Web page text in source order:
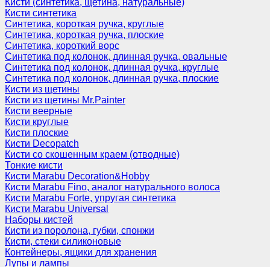
Кисти (синтетика, щетина, натуральные)
Кисти синтетика
Синтетика, короткая ручка, круглые
Синтетика, короткая ручка, плоские
Синтетика, короткий ворс
Синтетика под колонок, длинная ручка, овальные
Синтетика под колонок, длинная ручка, круглые
Синтетика под колонок, длинная ручка, плоские
Кисти из щетины
Кисти из щетины Mr.Painter
Кисти веерные
Кисти круглые
Кисти плоские
Кисти Decopatch
Кисти со скошенным краем (отводные)
Тонкие кисти
Кисти Marabu Decoration&Hobby
Кисти Marabu Fino, аналог натурального волоса
Кисти Marabu Forte, упругая синтетика
Кисти Marabu Universal
Наборы кистей
Кисти из поролона, губки, спонжи
Кисти, стеки силиконовые
Контейнеры, ящики для хранения
Лупы и лампы